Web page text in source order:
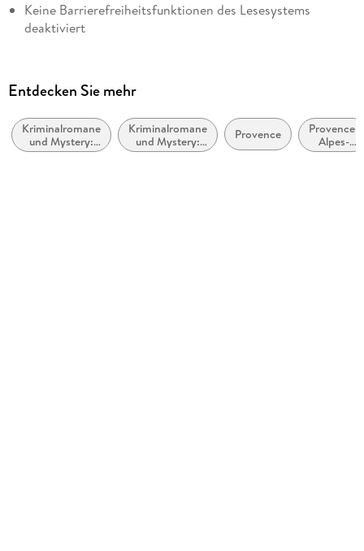
Reihe
Commissaire Leclerc, 3
Pierre Lagrange
FISCHER E-Books
Kopierschutz
Keine Barrierefreiheitsfunktionen des Lesesystems
deaktiviert
Navigation über vorherige/nächste Abschnitte möglich
ARIA-Rollen vorhanden
Entdecken Sie mehr
Kriminalromane
und Mystery:
Cosy Mystery
Kriminalromane
und Mystery:
Polizeiarbeit &
Provence
Provence-
Alpes-
Côte